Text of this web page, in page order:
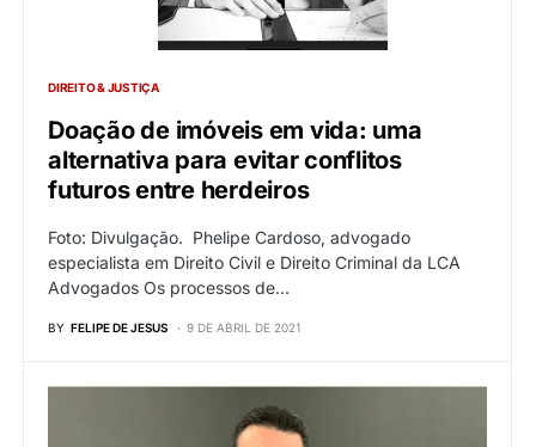
DIREITO & JUSTIÇA
Doação de imóveis em vida: uma
alternativa para evitar conflitos
futuros entre herdeiros
Foto: Divulgação. Phelipe Cardoso, advogado
especialista em Direito Civil e Direito Criminal da LCA
Advogados Os processos de…
BY FELIPE DE JESUS 9 DE ABRIL DE 2021